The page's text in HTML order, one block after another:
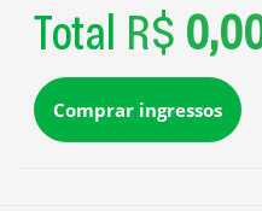
Total R$
Comprar ingressos